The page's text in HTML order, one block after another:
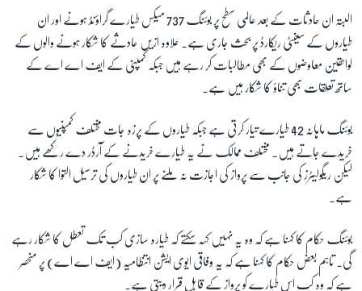
البتہ ان حادثات کے بعد عالمی سطح پر بوئنگ 737 میکس طیارے گراؤنڈ ہونے اور ان
طیاروں کے سیفٹی ریکارڈ پر بحث جاری ہے۔ علاوہ ازیں حادثے کا شکار ہونے والوں کے
لواحقین معاوضوں کے بھی مطالبات کر رہے ہیں جبکہ کمپنی کے ایف اے اے کے
ساتھ تعلقات بھی تناؤ کا شکار ہیں ہے۔
بوئنگ ماہانہ 42 طیارے تیار کرتی ہے جبکہ طیاروں کے پرزہ جات مختلف کمپنیوں سے
خریدے جاتے ہیں۔ مختلف ممالک نے یہ طیارے خریدنے کے آرڈر دے رکھے ہیں۔
لیکن ریگولیٹرز کی جانب سے پرواز کی اجازت نہ ملنے پر ان طیاروں کی ترسیل التوا کا شکار
ہے۔
بوئنگ حکام کا کہنا ہے کہ وہ یہ نہیں کہہ سکتے کہ طیارہ سازی کب تک تعطل کا شکار رہے
گی۔ تاہم بعض حکام کا کہنا ہے کہ یہ وفاقی ایوی ایشن انتظامیہ (ایف اے اے) پر منحصر
ہے کہ وہ کب اس طیارے کو پرواز کے قابل قرار دیتی ہے۔